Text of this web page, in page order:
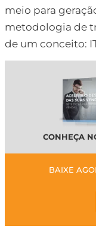
meio para
metodologia de
de um conceito:
CONHEÇA
BAIXE